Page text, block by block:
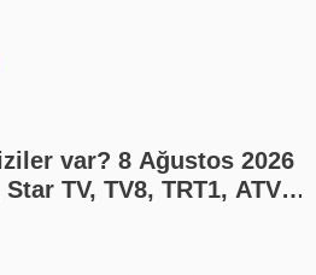
var? 8 Ağustos 2026
TV, TV8, TRT1, ATV